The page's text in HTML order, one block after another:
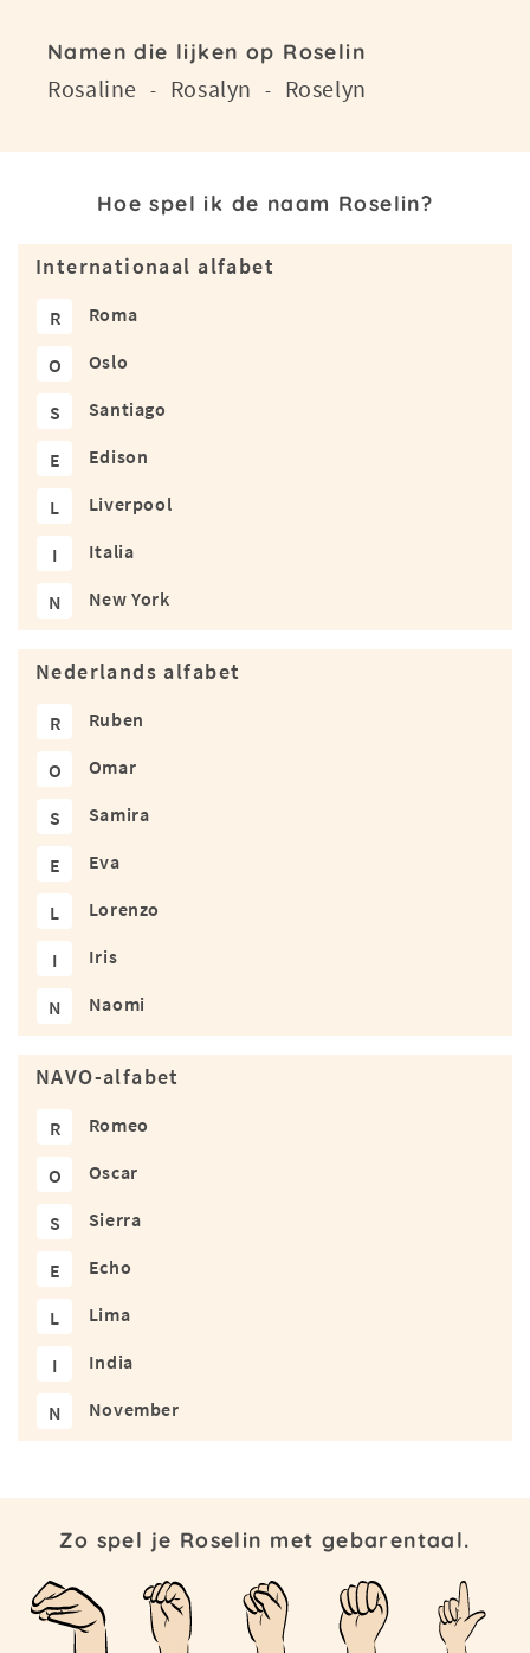
Namen die lijken op Roselin
Rosaline - Rosalyn - Roselyn
Hoe spel ik de naam Roselin?
Internationaal alfabet
R Roma
O Oslo
S Santiago
E Edison
L Liverpool
I Italia
N New York
Nederlands alfabet
R Ruben
O Omar
S Samira
E Eva
L Lorenzo
I Iris
N Naomi
NAVO-alfabet
R Romeo
O Oscar
S Sierra
E Echo
L Lima
I India
N November
Zo spel je Roselin met gebarentaal.